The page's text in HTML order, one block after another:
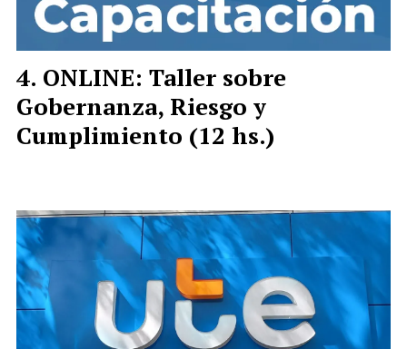
ONLINE: Taller sobre
Gobernanza, Riesgo y
Cumplimiento (12 hs.)